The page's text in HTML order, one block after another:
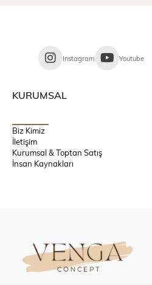
Instagram Youtube
KURUMSAL
Biz Kimiz
İletişim
Kurumsal & Toptan Satış
İnsan Kaynakları